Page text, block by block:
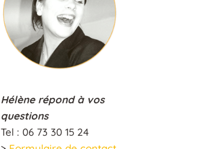
Hélène répond à vos
questions
Tel : 06 73 30 15 24